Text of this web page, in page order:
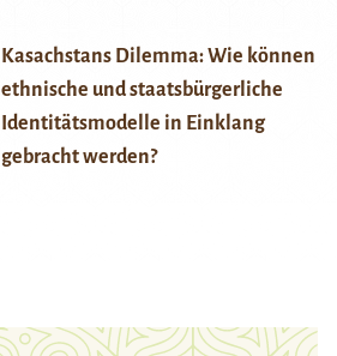
Kasachstans Dilemma: Wie können
ethnische und staatsbürgerliche
Identitätsmodelle in Einklang
gebracht werden?